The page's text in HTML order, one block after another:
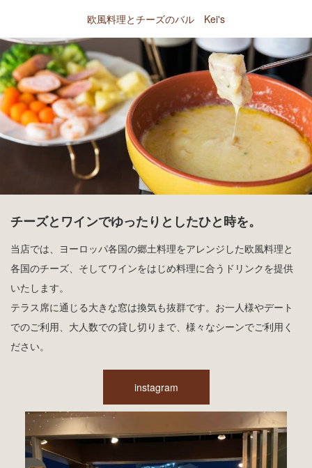
欧風料理とチーズのバル Kei's
チーズとワインでゆったりとしたひと時を。
当店では、ヨーロッパ各国の郷土料理をアレンジした欧風料理と
各国のチーズ、そしてワインをはじめ料理に合うドリンクを提供
いたします。
テラス席に通じる大きな窓は換気も抜群です。お一人様やデート
でのご利用、大人数での貸し切りまで、様々なシーンでご利用く
ださい。
instagram